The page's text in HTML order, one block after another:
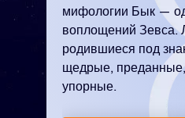
мифологии Бык —
воплощений Зевса.
родившиеся под
щедрые,
упорные.